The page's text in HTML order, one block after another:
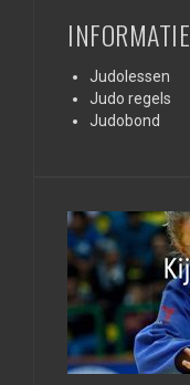
INFORMATIE
Judolessen
Judo regels
Judobond